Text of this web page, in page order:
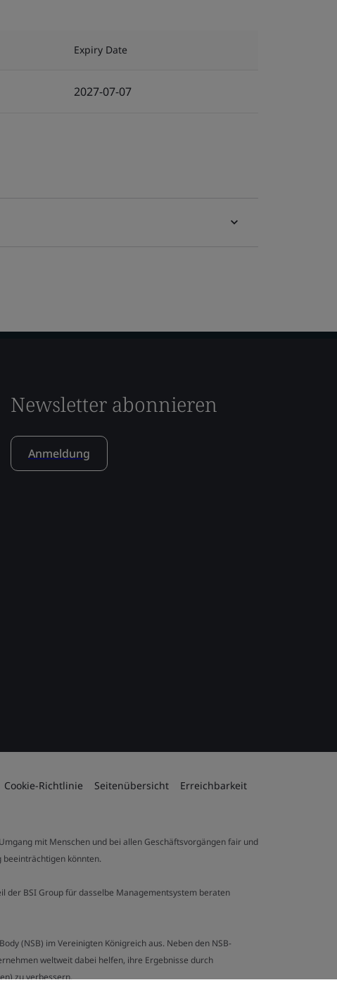
Expiry Date
2027-07-07
Newsletter abonnieren
Anmeldung
Cookie-Richtlinie Seitenübersicht Erreichbarkeit
mit Menschen und bei allen Geschäftsvorgängen fair und
beeinträchtigen könnten.
der BSI Group für dasselbe Managementsystem beraten
(NSB) im Vereinigten Königreich aus. Neben den NSB-
weltweit dabei helfen, ihre Ergebnisse durch
zu verbessern.